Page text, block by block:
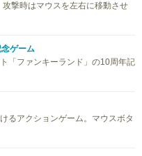
撃時はマウスを左右に移動させ
ゲーム
「ファンキーランド」の10周年記
るアクションゲーム。マウスボタ